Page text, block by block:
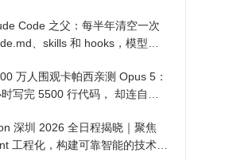
Code 之父：每半年清空一次
、skills 和 hooks，模型自
万人围观卡帕西亲测 Opus 5：
写完 5500 行代码， 却连自己
深圳 2026 全日程揭晓｜聚焦
工程化，构建可靠智能的技术路